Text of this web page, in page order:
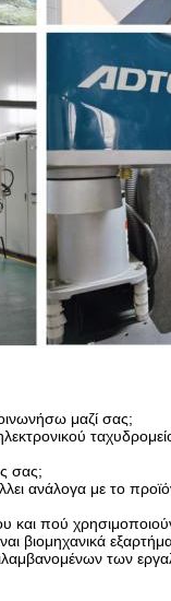
μαζί σας;
σας;
ανάλογα με το
και πού
βιομηχανικά
των